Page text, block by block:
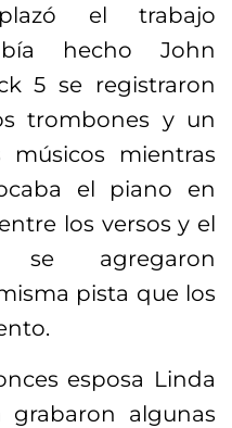
el trabajo
hecho John
5 se registraron
trombones y un
mientras
el piano en
los versos y el
se agregaron
pista que los
esposa Linda
grabaron algunas